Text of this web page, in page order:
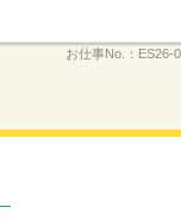
お仕事No.： ES26-